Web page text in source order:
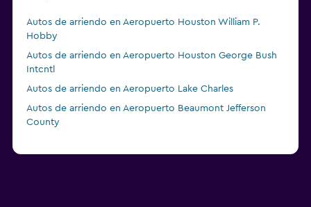
Autos de arriendo en Aeropuerto Houston William P.
Hobby
Autos de arriendo en Aeropuerto Houston George Bush
Intcntl
Autos de arriendo en Aeropuerto Lake Charles
Autos de arriendo en Aeropuerto Beaumont Jefferson
County